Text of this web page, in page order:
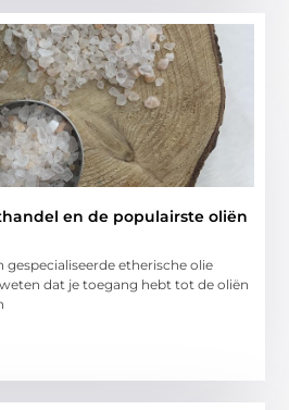
en de populairste oliën
gespecialiseerde etherische olie
dat je toegang hebt tot de oliën